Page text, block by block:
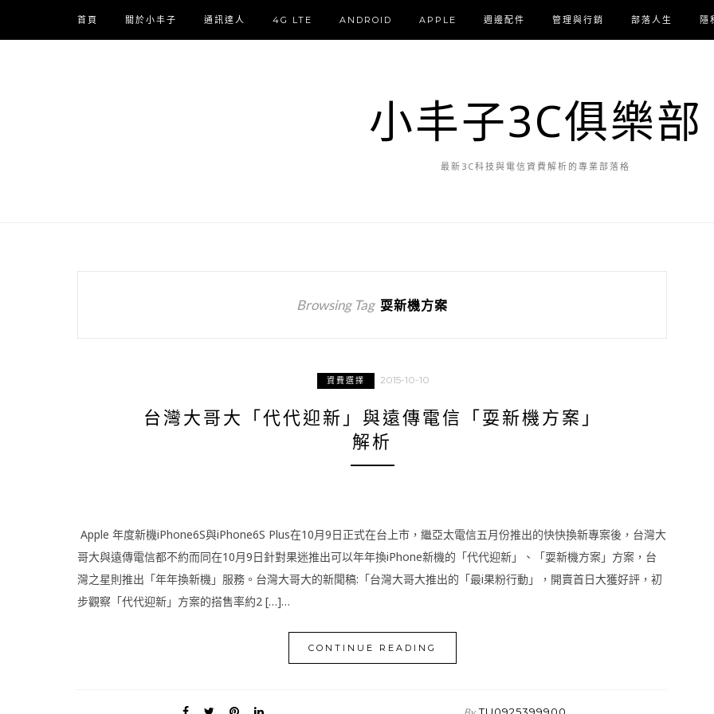
首頁 關於小丰子 通訊達人 4G LTE ANDROID APPLE 週邊配件 管理與行銷 部落人生 隱
小丰子3C俱樂部
最新3C科技與電信資費解析的專業部落格
Browsing Tag 耍新機方案
資費選擇 2015-10-10
台灣大哥大「代代迎新」與遠傳電信「耍新機方案」
解析
Apple 年度新機iPhone6S與iPhone6S Plus在10月9日正式在台上市，繼亞太電信五月份推出的快快換新專案後，台灣大
哥大與遠傳電信都不約而同在10月9日針對果迷推出可以年年換iPhone新機的「代代迎新」、「耍新機方案」方案，台
灣之星則推出「年年換新機」服務。台灣大哥大的新聞稿:「台灣大哥大推出的「最i果粉行動」，開賣首日大獲好評，初
步觀察「代代迎新」方案的搭售率約2 […]…
CONTINUE READING